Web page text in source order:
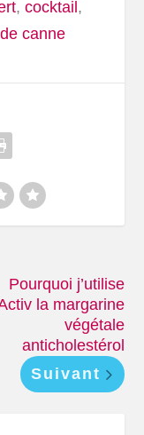
,cocktail,
canne
Pourquoi j’utilise
la margarine
végétale
anticholestérol
Suivant